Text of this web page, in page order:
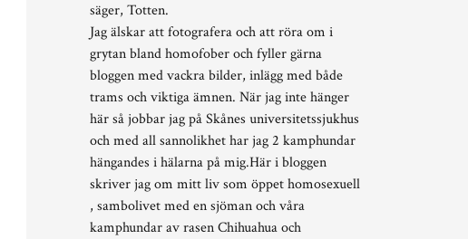
säger, Totten.
Jag älskar att fotografera och att röra om i
grytan bland homofober och fyller gärna
bloggen med vackra bilder, inlägg med både
trams och viktiga ämnen. När jag inte hänger
här så jobbar jag på Skånes universitetssjukhus
och med all sannolikhet har jag 2 kamphundar
hängandes i hälarna på mig.Här i bloggen
skriver jag om mitt liv som öppet homosexuell
, sambolivet med en sjöman och våra
kamphundar av rasen Chihuahua och